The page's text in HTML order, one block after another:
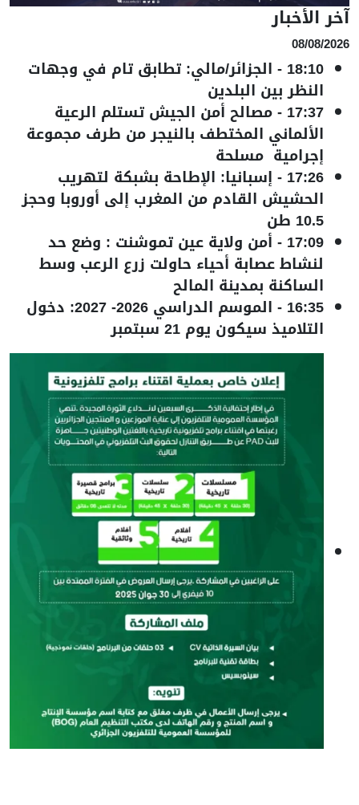
آخر الأخبار
08/08/2026
18:10
- الجزائر/مالي: تطابق تام في وجهات
النظر بين البلدين
17:37
-مصالح أمن الجيش تستلم الرعية
الألماني المختطف بالنيجر من طرف مجموعة
إجرامية مسلحة
17:26
- إسبانيا: الإطاحة بشبكة لتهريب
الحشيش القادم من المغرب إلى أوروبا وحجز
10.5 طن
17:09
- أمن ولاية عين تموشنت : وضع حد
لنشاط عصابة أحياء حاولت زرع الرعب وسط
الساكنة بمدينة المالح
16:35
- الموسم الدراسي 2026- 2027: دخول
التلاميذ سيكون يوم 21 سبتمبر